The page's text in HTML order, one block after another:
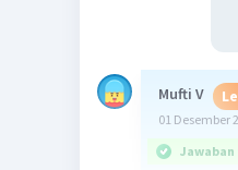
Mufti V
01 Desember